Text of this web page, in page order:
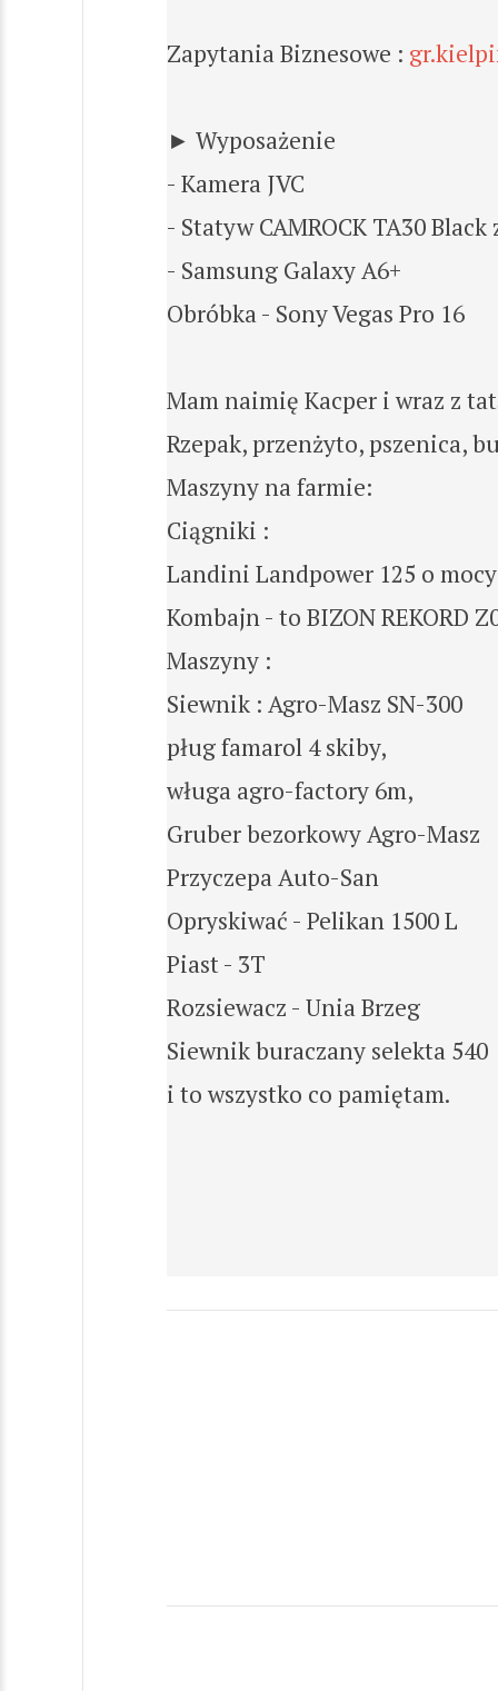
Zapytania Biznesowe :
► Wyposażenie
- Kamera JVC
- Statyw CAMROCK TA30
- Samsung Galaxy A6+
Obróbka - Sony Vegas Pro 16
Mam naimię Kacper i wraz z
Rzepak, przenżyto, pszenica,
Maszyny na farmie:
Ciągniki :
Landini Landpower 125 o
Kombajn - to BIZON REKORD
Maszyny :
Siewnik : Agro-Masz SN-300
pług famarol 4 skiby,
wługa agro-factory 6m,
Gruber bezorkowy Agro-Masz
Przyczepa Auto-San
Opryskiwać - Pelikan 1500 L
Piast - 3T
Rozsiewacz - Unia Brzeg
Siewnik buraczany selekta 540
i to wszystko co pamiętam.